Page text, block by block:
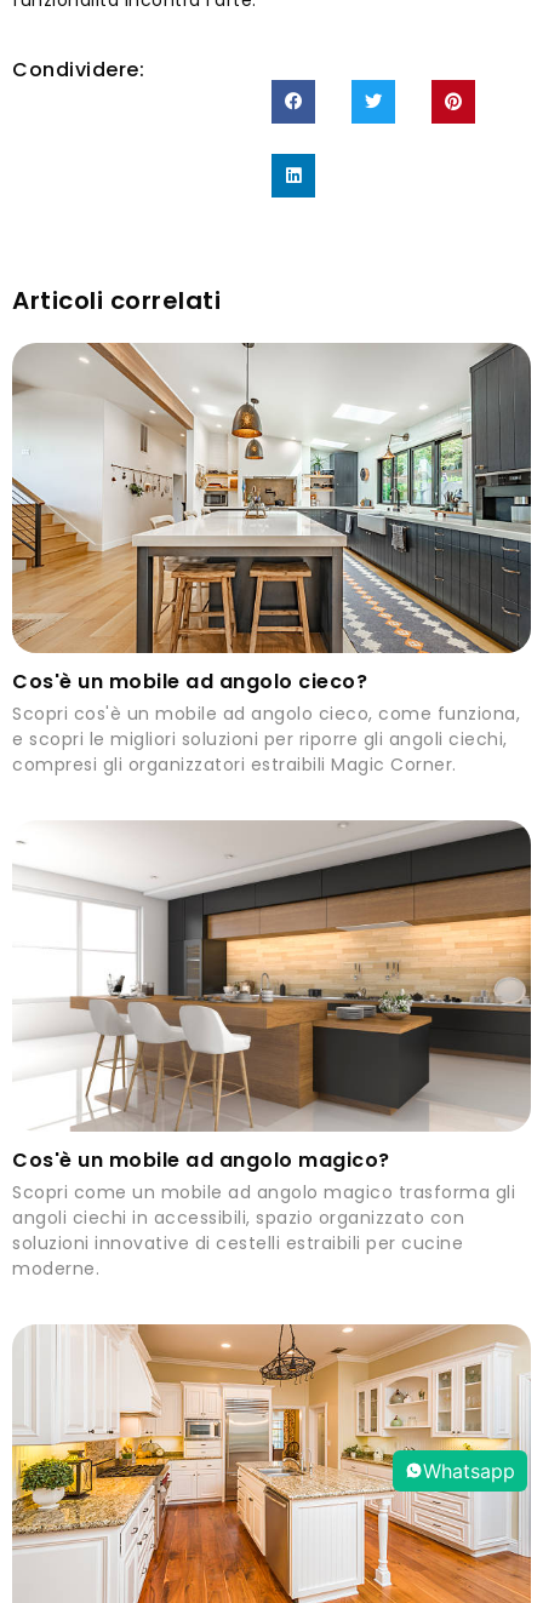
Condividere:
Articoli correlati
Cos'è un mobile ad angolo cieco?
Scopri cos'è un mobile ad angolo cieco, come funziona,
e scopri le migliori soluzioni per riporre gli angoli ciechi,
compresi gli organizzatori estraibili Magic Corner.
Cos'è un mobile ad angolo magico?
Scopri come un mobile ad angolo magico trasforma gli
angoli ciechi in accessibili, spazio organizzato con
soluzioni innovative di cestelli estraibili per cucine
moderne.
Whatsapp